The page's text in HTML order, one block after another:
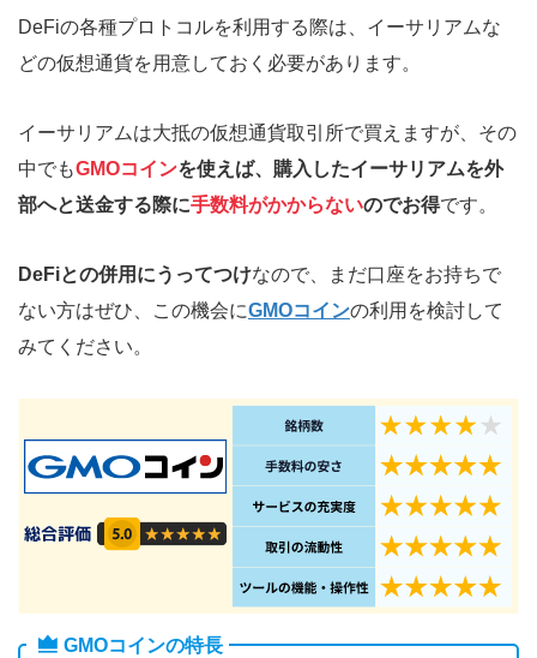
DeFiの各種プロトコルを利用する際は、イーサリアムな
どの仮想通貨を用意しておく必要があります。
イーサリアムは大抵の仮想通貨取引所で買えますが、その
中でもGMOコインを使えば、購入したイーサリアムを外
部へと送金する際に手数料がかからないのでお得です。
DeFiとの併用にうってつけなので、まだ口座をお持ちで
ない方はぜひ、この機会にGMOコインの利用を検討して
みてください。
GMOコインの特長